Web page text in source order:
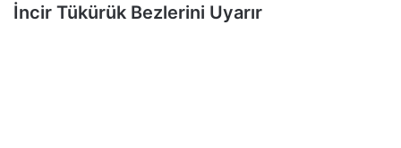
İncir Tükürük Bezlerini Uyarır